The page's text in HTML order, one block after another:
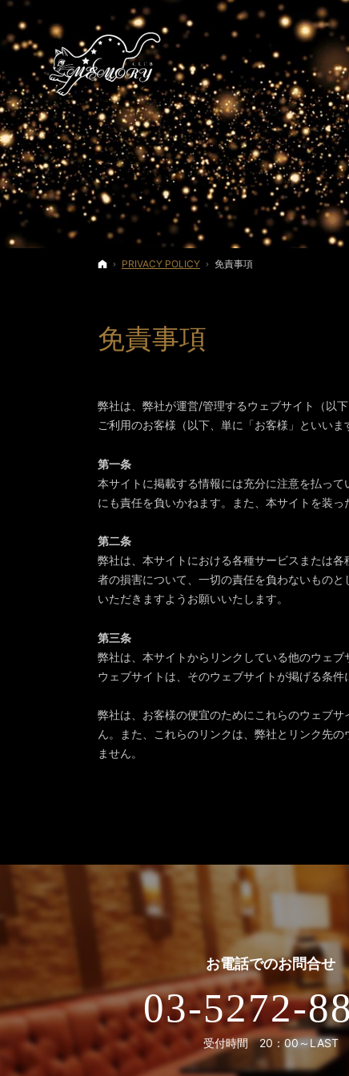
ホーム
PRIVACY POLICY 免責事項
免責事項
弊社は、弊社が運営/管理するウェブサイト（以
ご利用のお客様（以下、単に「お客様」といい
第一条
本サイトに掲載する情報には充分に注意を払っ
にも責任を負いかねます。また、本サイトを装
第二条
弊社は、本サイトにおける各種サービスまたは
者の損害について、一切の責任を負わないもの
いただきますようお願いいたします。
第三条
弊社は、本サイトからリンクしている他のウェ
ウェブサイトは、そのウェブサイトが掲げる条
弊社は、お客様の便宜のためにこれらのウェブ
ん。また、これらのリンクは、弊社とリンク先
ません。
お電話でのお問合せ
03-5272-
受付時間 20：00～LAST